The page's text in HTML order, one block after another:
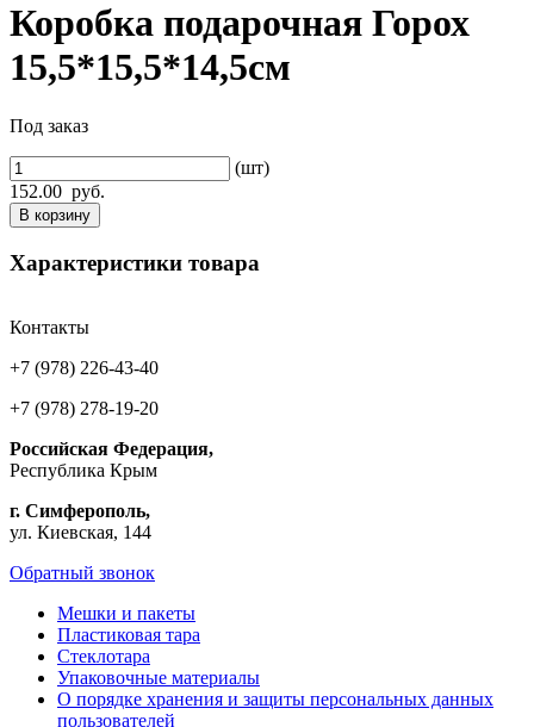
Коробка подарочная Горох
15,5*15,5*14,5см
Под заказ
(шт)
152.00 руб.
В корзину
Характеристики товара
Контакты
+7 (978) 226-43-40
+7 (978) 278-19-20
Российская Федерация,
Республика Крым
г. Симферополь,
ул. Киевская, 144
Обратный звонок
Мешки и пакеты
Пластиковая тара
Стеклотара
Упаковочные материалы
О порядке хранения и защиты персональных данных
пользователей